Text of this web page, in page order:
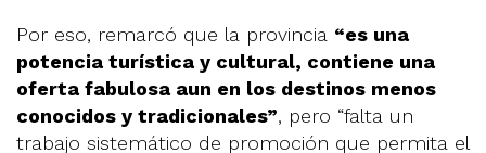
Por eso, remarcó que la provincia “es una
potencia turística y cultural, contiene una
oferta fabulosa aun en los destinos menos
conocidos y tradicionales”, pero “falta un
trabajo sistemático de promoción que permita el